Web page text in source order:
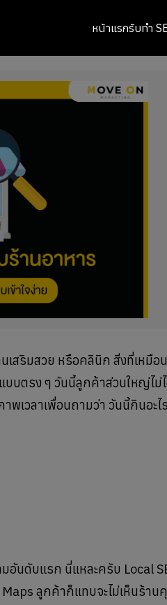
หน้าแรกรับทำ
เสริมสวย หรือคลินิก สิ่งที่เหมื
บบตรง ๆ วันนี้ลูกค้าส่วนใหญ่ไม่
พเวลาเพื่อนถามว่า วันนี้กินอะ
นดับแรก นี่แหละครับ Local
ลูกค้าก็แทบจะไม่เห็นร้า